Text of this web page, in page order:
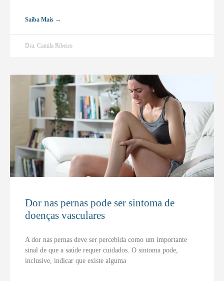
Saiba Mais →
Dra. Camila Ribeiro
Dor nas pernas pode ser sintoma de
doenças vasculares
A dor nas pernas deve ser percebida como um importante
sinal de que a saúde requer cuidados. O sintoma pode,
inclusive, indicar que existe alguma